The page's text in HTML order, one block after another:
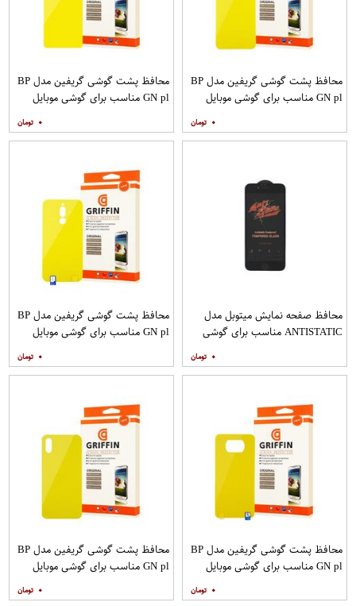
محافظ پشت گوشی گریفین مدل BP
GN pl مناسب برای گوشی موبایل
۰
محافظ پشت گوشی گریفین مدل BP
GN pl مناسب برای گوشی موبایل
۰
محافظ صفحه نمایش میتوبل مدل
ANTISTATIC مناسب برای گوشی
۰
محافظ پشت گوشی گریفین مدل BP
GN pl مناسب برای گوشی موبایل
۰
محافظ پشت گوشی گریفین مدل BP
GN pl مناسب برای گوشی موبایل
۰
محافظ پشت گوشی گریفین مدل BP
GN pl مناسب برای گوشی موبایل
۰